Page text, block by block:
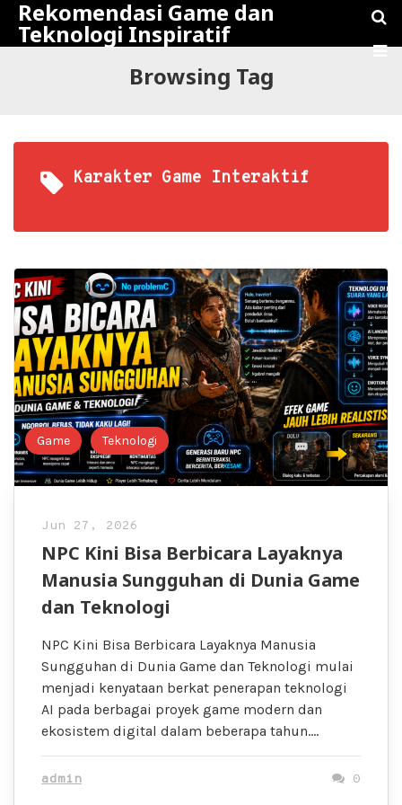
Rekomendasi Game dan
Teknologi Inspiratif
Browsing Tag
Karakter Game Interaktif
Game Teknologi
Jun 27, 2026
NPC Kini Bisa Berbicara Layaknya
Manusia Sungguhan di Dunia Game
dan Teknologi
NPC Kini Bisa Berbicara Layaknya Manusia
Sungguhan di Dunia Game dan Teknologi mulai
menjadi kenyataan berkat penerapan teknologi
AI pada berbagai proyek game modern dan
ekosistem digital dalam beberapa tahun….
admin 0